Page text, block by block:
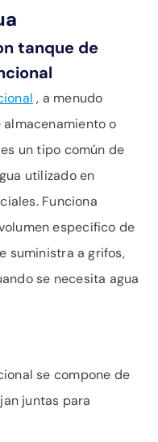
tanque de
, a menudo
o
un tipo común de
utilizado en
Funciona
específico de
suministra a grifos,
se necesita agua
se compone de
juntas para